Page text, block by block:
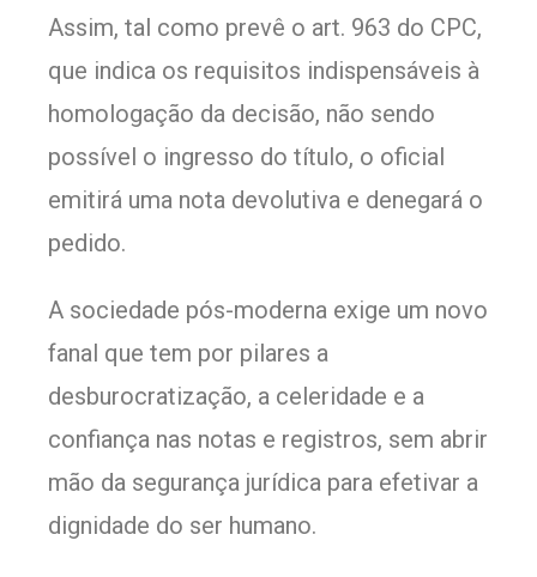
Assim, tal como prevê o art. 963 do CPC,
que indica os requisitos indispensáveis à
homologação da decisão, não sendo
possível o ingresso do título, o oficial
emitirá uma nota devolutiva e denegará o
pedido.
A sociedade pós-moderna exige um novo
fanal que tem por pilares a
desburocratização, a celeridade e a
confiança nas notas e registros, sem abrir
mão da segurança jurídica para efetivar a
dignidade do ser humano.